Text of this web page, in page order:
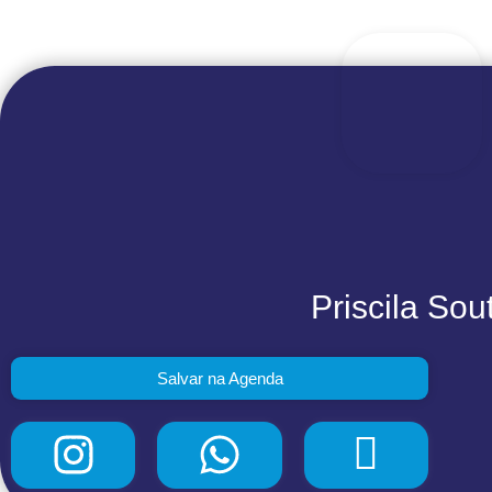
Priscila
Salvar na Agenda